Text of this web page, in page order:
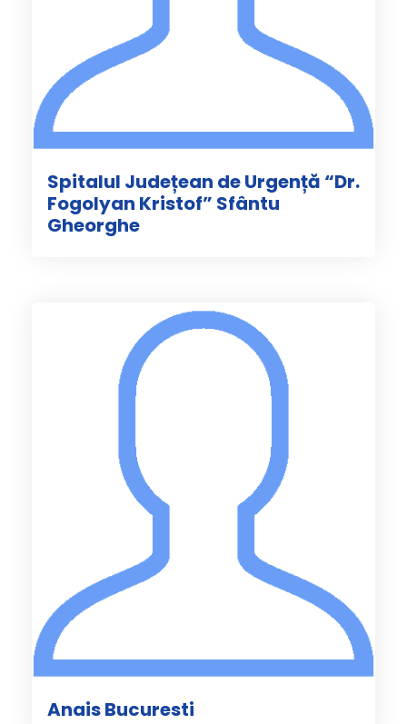
Spitalul Județean de Urgență “Dr.
Fogolyan Kristof” Sfântu
Gheorghe
Anais Bucuresti